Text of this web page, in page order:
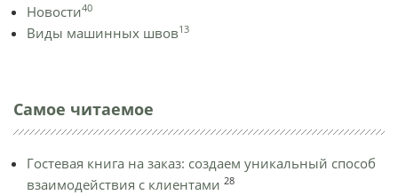
Новости40
Виды машинных швов13
Самое читаемое
Гостевая книга на заказ: создаем уникальный способ
взаимодействия с клиентами 28